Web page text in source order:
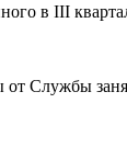
в III
от Службы